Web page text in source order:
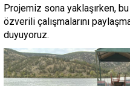
Projemiz sona yaklaşırken,
özverili çalışmalarını
duyuyoruz.